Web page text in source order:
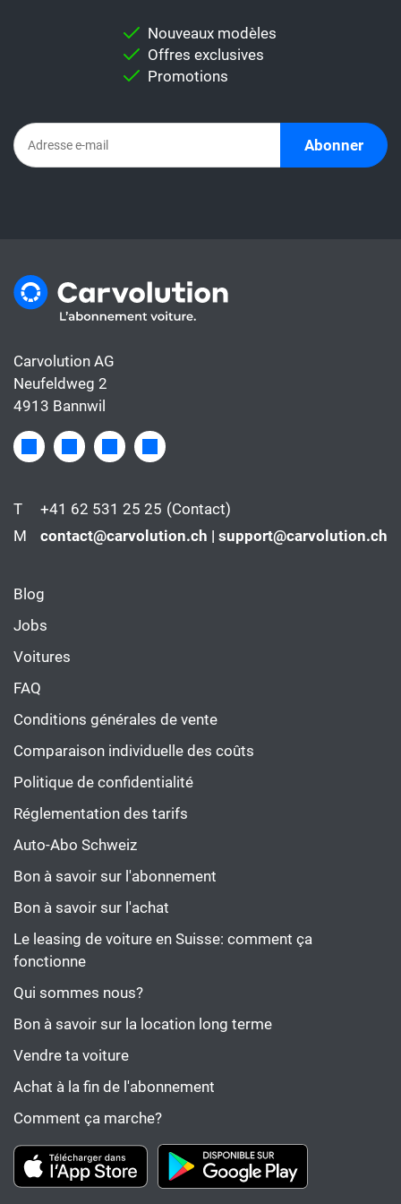
pour vous permettre d'effectuer une
comparaison individuelle.
Important:Ne comparez jamais
abonnement automobile. En effet,
l'abonnement comprend déjà tous les coûts
de la voiture, alors que le taux de leasing ne
Nouveaux modèles
Offres exclusives
Promotions
Abonner
Carvolution AG
Neufeldweg 2
4913 Bannwil
T +41 62 531 25 25 (Contact)
M
contact@carvolution.ch | support@carvolution.ch
Blog
Jobs
Voitures
FAQ
Conditions générales de vente
Comparaison individuelle des coûts
Politique de confidentialité
Réglementation des tarifs
Auto-Abo Schweiz
Bon à savoir sur l'abonnement
Bon à savoir sur l'achat
Le leasing de voiture en Suisse: comment ça
fonctionne
Qui sommes nous?
Bon à savoir sur la location long terme
Vendre ta voiture
Achat à la fin de l'abonnement
Comment ça marche?